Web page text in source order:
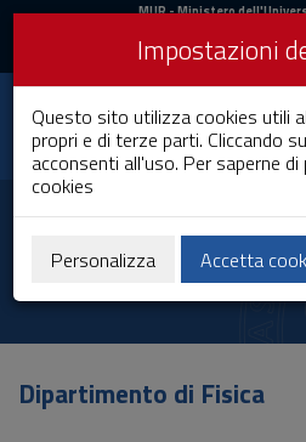
Vai
al
navigazione
sito
al
MIUR
Accedi
MUR- Ministero
Accedi
Toggle
navigation
Università
Studi di
Matteo
Dipartimento di Fisica
Impostazioni
Questo sito utilizza cookies utili
propri e di terze parti. Cliccando
acconsenti all'uso. Per saperne di
cookies
Personalizza Accetta